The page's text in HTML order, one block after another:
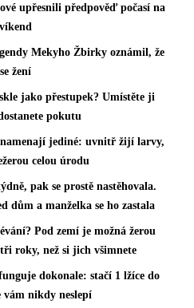
upřesnili předpověď počasí na
víkend
Mekyho Žbirky oznámil, že
se žení
jako přestupek? Umístěte ji
pokutu
jediné: uvnitř žijí larvy,
celou úrodu
pak se prostě nastěhovala.
a manželka se ho zastala
Pod zemí je možná žerou
roky, než si jich všimnete
dokonale: stačí 1 lžíce do
vám nikdy neslepí